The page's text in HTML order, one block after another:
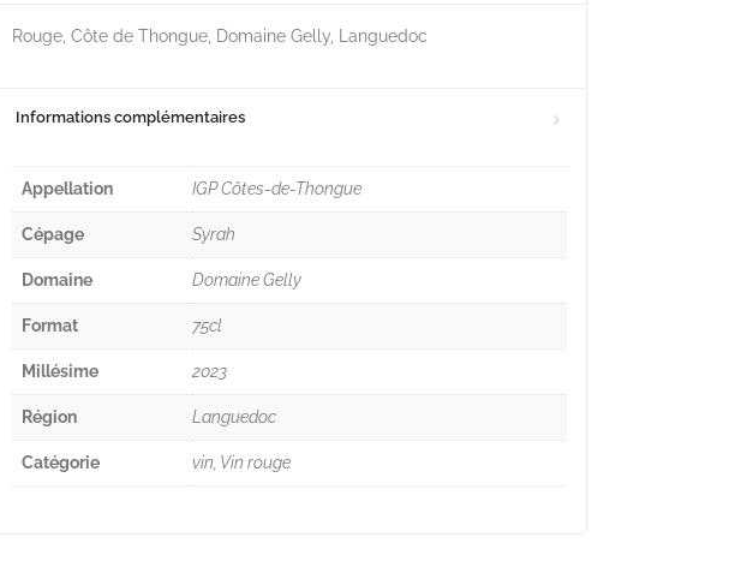
Rouge, Côte de Thongue, Domaine Gelly, Languedoc
Informations complémentaires
Appellation IGP Côtes-de-Thongue
Cépage Syrah
Domaine Domaine Gelly
Format 75cl
Millésime 2023
Région Languedoc
Catégorie vin, Vin rouge